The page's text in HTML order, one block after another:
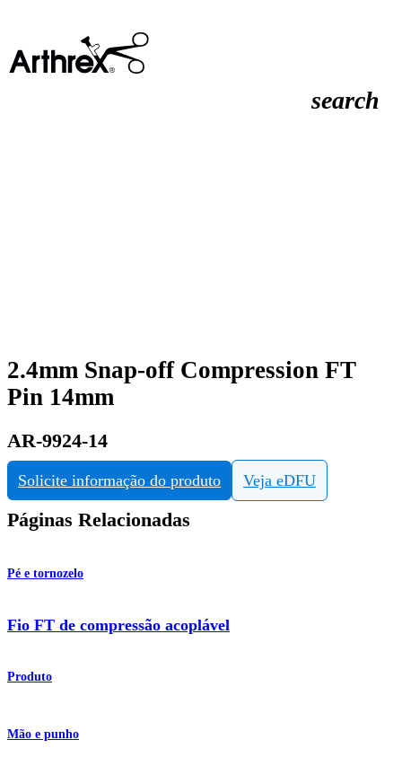
search
2.4mm Snap-off Compression FT
Pin 14mm
AR-9924-14
Solicite informação do produto Veja eDFU
Páginas Relacionadas
Pé e tornozelo
Fio FT de compressão acoplável
Produto
Mão e punho